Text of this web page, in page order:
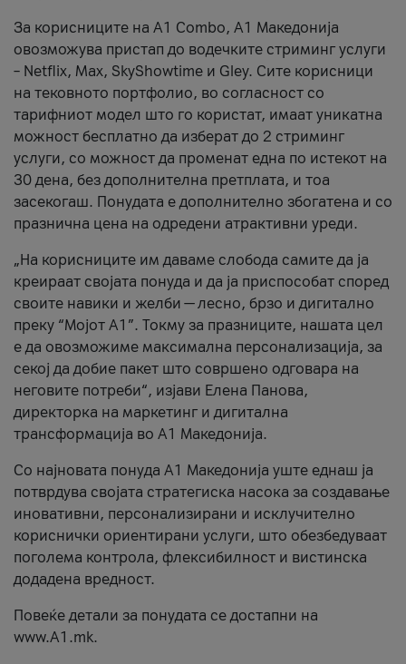
За корисниците на A1 Combo, А1 Македонија
овозможува пристап до водечките стриминг услуги
– Netflix, Max, SkyShowtime и Gley. Сите корисници
на тековното портфолио, во согласност со
тарифниот модел што го користат, имаат уникатна
можност бесплатно да изберат до 2 стриминг
услуги, со можност да променат една по истекот на
30 дена, без дополнителна претплата, и тоа
засекогаш. Понудата е дополнително збогатена и со
празнична цена на одредени атрактивни уреди.
„На корисниците им даваме слобода самите да ја
креираат својата понуда и да ја приспособат според
своите навики и желби — лесно, брзо и дигитално
преку “Мојот А1”. Токму за празниците, нашата цел
е да овозможиме максимална персонализација, за
секој да добие пакет што совршено одговара на
неговите потреби“, изјави Елена Панова,
директорка на маркетинг и дигитална
трансформација во А1 Македонија.
Со најновата понуда А1 Македонија уште еднаш ја
потврдува својата стратегиска насока за создавање
иновативни, персонализирани и исклучително
кориснички ориентирани услуги, што обезбедуваат
поголема контрола, флексибилност и вистинска
додадена вредност.
Повеќе детали за понудата се достапни на
www.А1.mk.